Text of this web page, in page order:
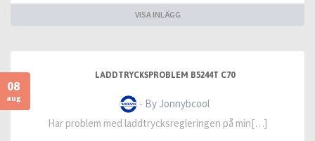
VISA INLÄGG
08
aug
LADDTRYCKSPROBLEM B5244T C70
- By Jonnybcool
Har problem med laddtrycksregleringen på min[…]